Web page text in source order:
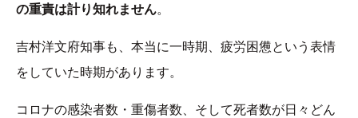
の重責は計り知れません。
吉村洋文府知事も、本当に一時期、疲労困憊という表情
をしていた時期があります。
コロナの感染者数・重傷者数、そして死者数が日々どん